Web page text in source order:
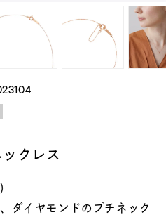
クレス
ダイヤモンドのプチネック